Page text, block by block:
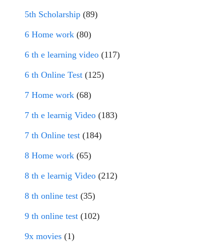
5th Scholarship (89)
6 Home work (80)
6 th e learning video (117)
6 th Online Test (125)
7 Home work (68)
7 th e learnig Video (183)
7 th Online test (184)
8 Home work (65)
8 th e learnig Video (212)
8 th online test (35)
9 th online test (102)
9x movies (1)